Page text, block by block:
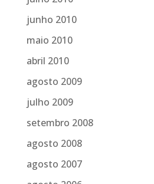
junho 2010
maio 2010
abril 2010
agosto 2009
julho 2009
setembro 2008
agosto 2008
agosto 2007